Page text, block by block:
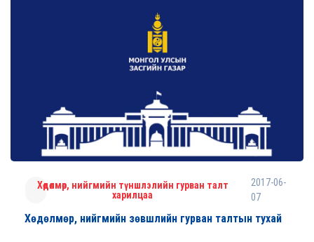
Хөдөлмөр, нийгмийн түншлэлийн гурван талт
харилцаа
2017-06-
07
Хөдөлмөр, нийгмийн зөвшлийн гурван талтын тухай